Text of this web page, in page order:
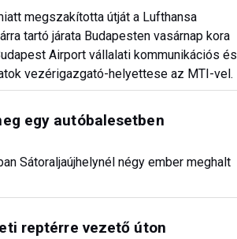
megszakította útját a Lufthansa
tartó járata Budapesten vasárnap kora
Airport vállalati kommunikációs és
vezérigazgató-helyettese az MTI-vel.
egy autóbalesetben
Sátoraljaújhelynél négy ember meghalt
reptérre vezető úton